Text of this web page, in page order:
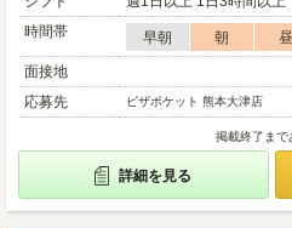
時間帯
早朝 朝 昼
面接地
応募先
ピザポケット 熊本大津店
掲載終了まで
詳細を見る